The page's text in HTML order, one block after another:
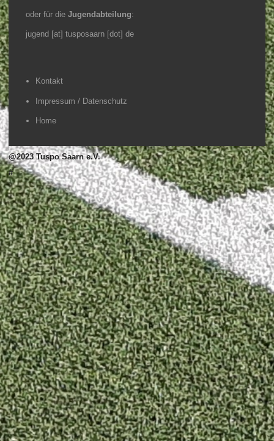
oder für die Jugendabteilung:
jugend [at] tusposaarn [dot] de
Kontakt
Impressum / Datenschutz
Home
@2023 Tuspo Saarn e.V.
#